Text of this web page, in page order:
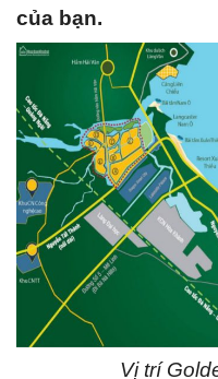
của bạn.
Vị trí